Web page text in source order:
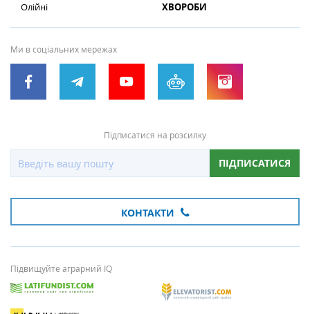
Олійні
ХВОРОБИ
Ми в соціальних мережах
Підписатися на розсилку
ПІДПИСАТИСЯ
КОНТАКТИ
Підвищуйте аграрний IQ